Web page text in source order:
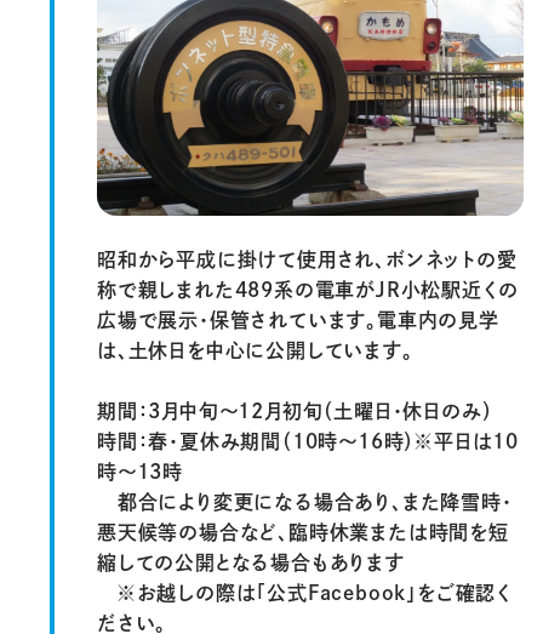
昭和から平成に掛けて使用され、ボンネットの愛
称で親しまれた489系の電車がJR小松駅近くの
広場で展示・保管されています。電車内の見学
は、土休日を中心に公開しています。
期間：3月中旬～12月初旬（土曜日・休日のみ）
時間：春・夏休み期間（10時～16時）※平日は10
時～13時
都合により変更になる場合あり、また降雪時・
悪天候等の場合など、臨時休業または時間を短
縮しての公開となる場合もあります
※お越しの際は「公式Facebook」をご確認く
ださい。